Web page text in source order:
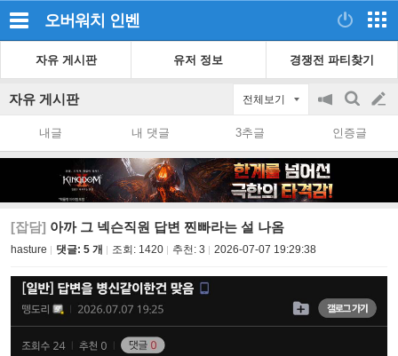
오버워치 인벤
자유 게시판 유저 정보 경쟁전 파티찾기
자유 게시판 전체보기
공
on/off
검
색
글
쓰
내글 내 댓글 3추글 인증글
[잡담] 아까 그 넥슨직원 답변 찐빠라는 설 나옴
hasture 댓글: 5 개 조회: 1420 추천: 3 2026-07-07 19:29:38